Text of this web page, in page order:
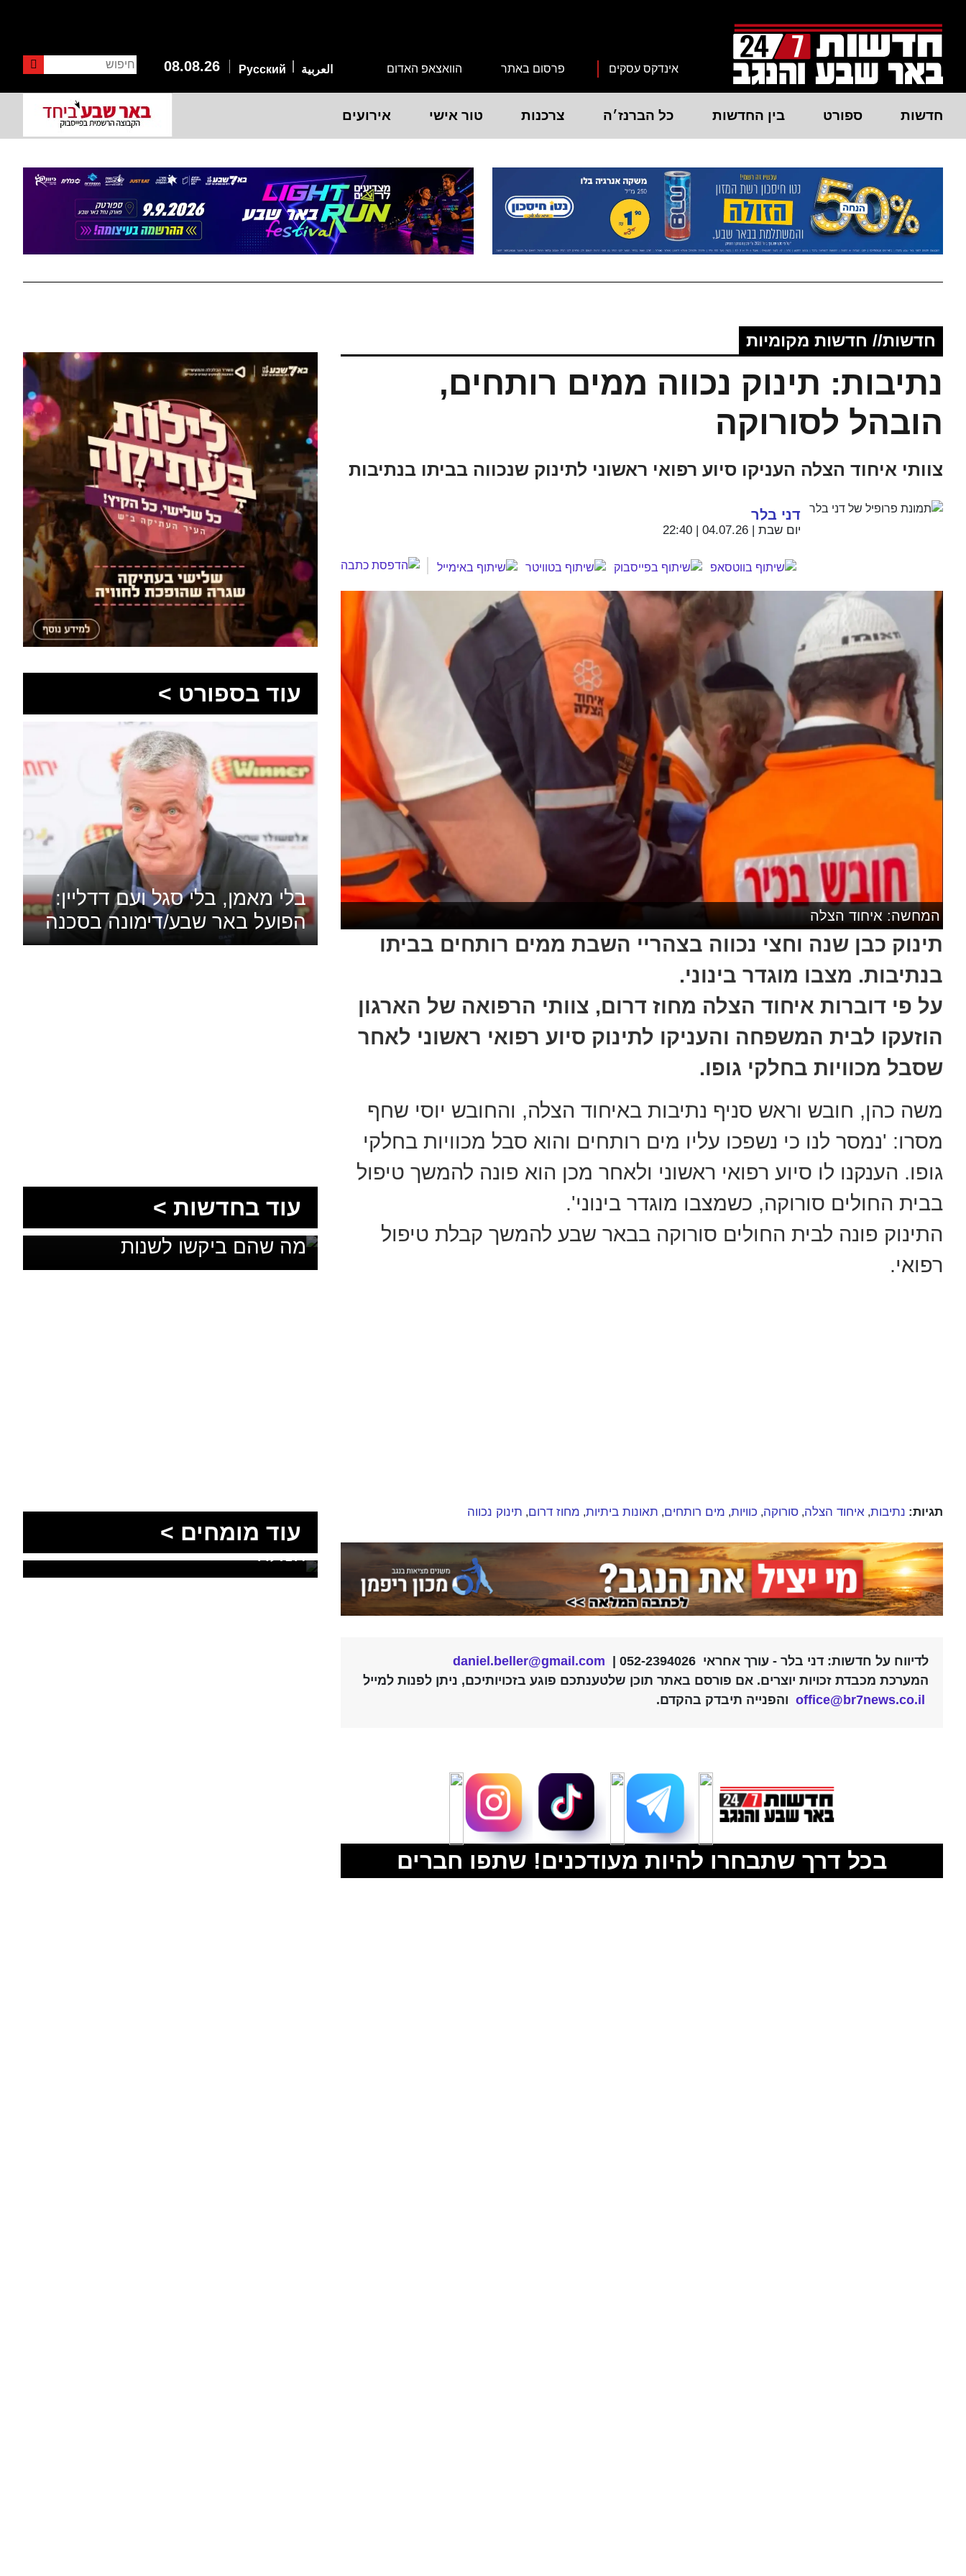
אינדקס עסקים פרסום באתר הוואצאפ האדום 08.08.26 חיפוש
العربية Русский
חדשות ספורט בין החדשות כל הברנז׳ה צרכנות טור אישי אירועים
חדשות// חדשות מקומיות
נתיבות: תינוק נכווה ממים רותחים,
הובהל לסורוקה
צוותי איחוד הצלה העניקו סיוע רפואי ראשוני לתינוק שנכווה בביתו בנתיבות
דני בלר
יום שבת | 04.07.26 | 22:40
המחשה: איחוד הצלה
תינוק כבן שנה וחצי נכווה בצהריי השבת ממים רותחים בביתו
בנתיבות. מצבו מוגדר בינוני.
על פי דוברות איחוד הצלה מחוז דרום, צוותי הרפואה של הארגון
הוזעקו לבית המשפחה והעניקו לתינוק סיוע רפואי ראשוני לאחר
שסבל מכוויות בחלקי גופו.
משה כהן, חובש וראש סניף נתיבות באיחוד הצלה, והחובש יוסי שחף
מסרו: 'נמסר לנו כי נשפכו עליו מים רותחים והוא סבל מכוויות בחלקי
גופו. הענקנו לו סיוע רפואי ראשוני ולאחר מכן הוא פונה להמשך טיפול
בבית החולים סורוקה, כשמצבו מוגדר בינוני'.
התינוק פונה לבית החולים סורוקה בבאר שבע להמשך קבלת טיפול
רפואי.
תגיות: נתיבות, איחוד הצלה, סורוקה, כוויות, מים רותחים, תאונות ביתיות, מחוז דרום, תינוק נכווה
לדיווח על חדשות: דני בלר - עורך אחראי 052-2394026 |
daniel.beller@gmail.com
המערכת מכבדת זכויות יוצרים. אם פורסם באתר תוכן שלטענתכם פוגע בזכויותיכם, ניתן לפנות למייל
office@br7news.co.il והפנייה תיבדק בהקדם.
בכל דרך שתבחרו להיות מעודכנים! שתפו חברים
עוד בספורט >
בלי מאמן, בלי סגל ועם דדליין:
הפועל באר שבע/דימונה בסכנה